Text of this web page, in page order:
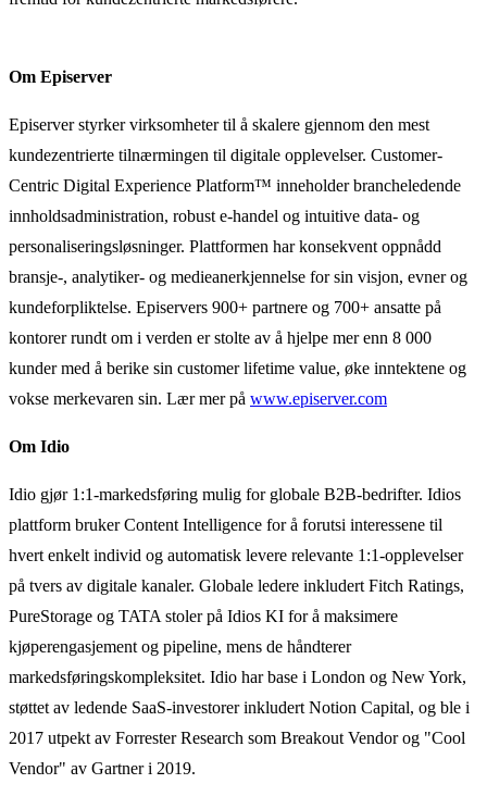
Om Episerver
Episerver styrker virksomheter til å skalere gjennom den mest
kundezentrierte tilnærmingen til digitale opplevelser. Customer-
Centric Digital Experience Platform™ inneholder brancheledende
innholds­administration, robust e-handel og intuitive data- og
personaliseringsløsninger. Plattformen har konsekvent oppnådd
bransje-, analytiker- og medieanerkjennelse for sin visjon, evner og
kundeforpliktelse. Episervers 900+ partnere og 700+ ansatte på
kontorer rundt om i verden er stolte av å hjelpe mer enn 8 000
kunder med å berike sin customer lifetime value, øke inntektene og
vokse merkevaren sin. Lær mer på www.episerver.com
Om Idio
Idio gjør 1:1-markedsføring mulig for globale B2B-bedrifter. Idios
plattform bruker Content Intelligence for å forutsi interessene til
hvert enkelt individ og automatisk levere relevante 1:1-opplevelser
på tvers av digitale kanaler. Globale ledere inkludert Fitch Ratings,
PureStorage og TATA stoler på Idios KI for å maksimere
kjøperengasjement og pipeline, mens de håndterer
markedsføringskompleksitet. Idio har base i London og New York,
støttet av ledende SaaS-investorer inkludert Notion Capital, og ble i
2017 utpekt av Forrester Research som Breakout Vendor og "Cool
Vendor" av Gartner i 2019.